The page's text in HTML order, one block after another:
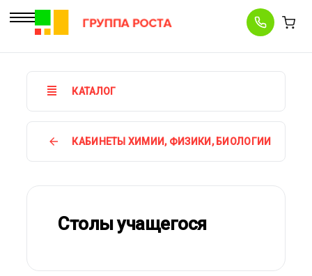
КАТАЛОГ
КАБИНЕТЫ ХИМИИ, ФИЗИКИ, БИОЛОГИИ
Столы учащегося